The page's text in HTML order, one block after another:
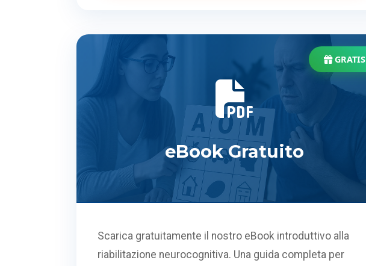
GRATIS
eBook Gratuito
Scarica gratuitamente il nostro eBook introduttivo alla
riabilitazione neurocognitiva. Una guida completa per